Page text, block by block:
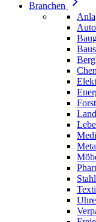
Branchen